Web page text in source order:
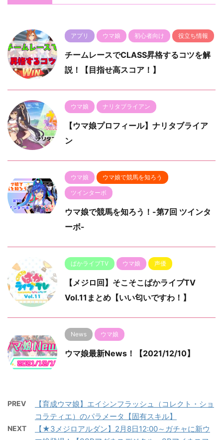
アプリ ウマ娘 初心者向け 役立ち情報
チームレースでCLASS昇格するコツを解
説！【目指せ高スコア！】
ウマ娘 ナリタブライアン
【ウマ娘プロフィール】ナリタブライア
ン
ウマ娘 ウマ娘で競馬を知ろう
ツインターボ
ウマ娘で競馬を知ろう！-第7回 ツインタ
ーボ-
ぱかライブTV ウマ娘 声優
【メジロ回】そこそこぱかライブTV
Vol.11まとめ【いい匂いですわ！】
News ウマ娘
ウマ娘最新News！【2021/12/10】
PREV
【育成ウマ娘】エイシンフラッシュ（コレクト・ショ
コラティエ）のパラメータ【固有スキル】
NEXT
【★3メジロアルダン】2月8日12:00～ガチャに新ウ